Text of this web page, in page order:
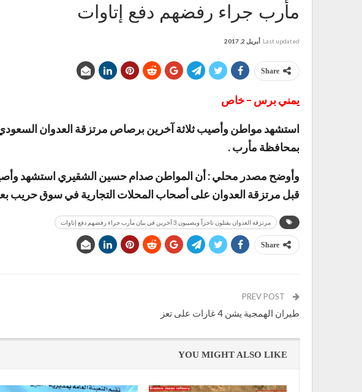
مأرب جراء رفضهم دفع إتاوات
Last updated أبريل 2, 2017
Share
يمني برس – خاص
استشهد مواطن وأصيب ثلاثة آخرين برصاص مرتزقة العدوان
بمحافظة مأرب .
وأوضح مصدر محلي : أن المواطن صدام حسين الشقيري استشهد وأصيب
قبل مرتزقة العدوان على أصحاب المحلات التجارية في سوق حريب
مرتزقة العدوان يقتلون تاجراً ويصيبون 3 آخرين في بيان مأرب جراء رفضهم دفع إتاوات
Share
طيران الهمجية يشن 4 غارات على تعز
YOU MIGHT ALSO LIKE